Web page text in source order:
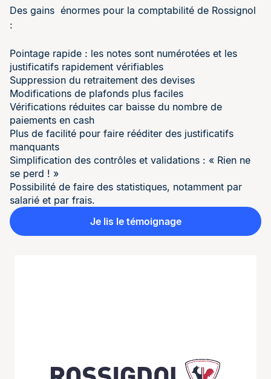
Des gains énormes pour la comptabilité de Rossignol
:
Pointage rapide : les notes sont numérotées et les
justificatifs rapidement vérifiables
Suppression du retraitement des devises
Modifications de plafonds plus faciles
Vérifications réduites car baisse du nombre de
paiements en cash
Plus de facilité pour faire rééditer des justificatifs
manquants
Simplification des contrôles et validations : « Rien ne
se perd ! »
Possibilité de faire des statistiques, notamment par
salarié et par frais.
Je lis le témoignage